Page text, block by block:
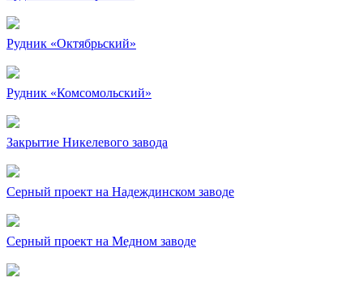
Рудник «Октябрьский»
Рудник «Комсомольский»
Закрытие Никелевого завода
Серный проект на Надеждинском заводе
Серный проект на Медном заводе